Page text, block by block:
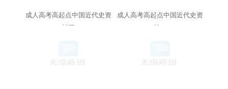
成人高考高起点中国近代史资
料三
成人高考高起点中国近代史资
料二